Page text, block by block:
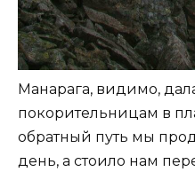
Манарага, видимо,
покорительницам в
обратный путь мы
день, а стоило нам